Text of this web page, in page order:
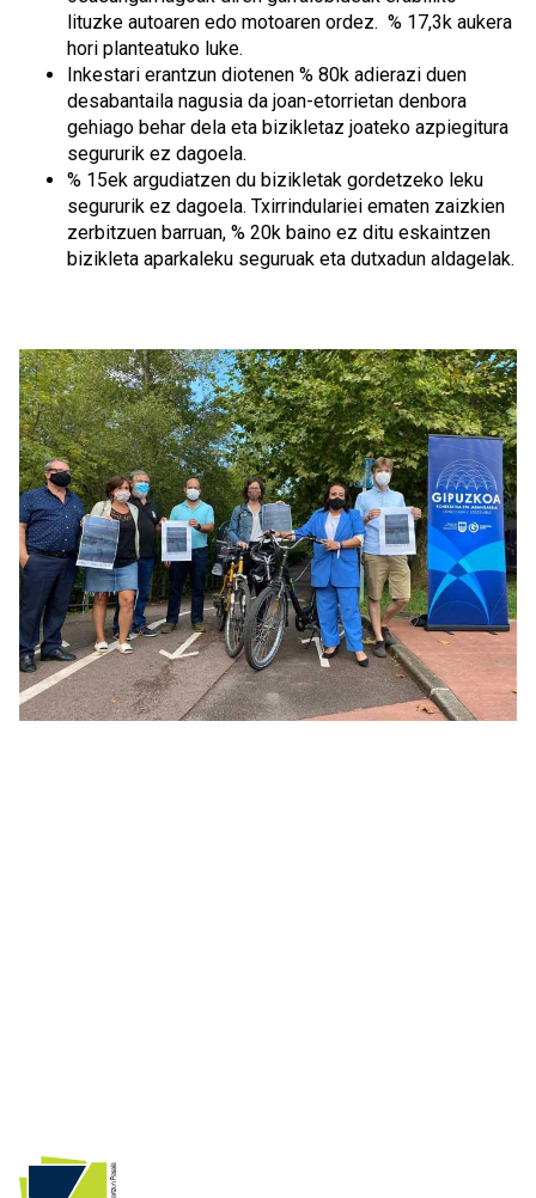
lituzke autoaren edo motoaren ordez. % 17,3k aukera
hori planteatuko luke.
Inkestari erantzun diotenen % 80k adierazi duen
desabantaila nagusia da joan-etorrietan denbora
gehiago behar dela eta bizikletaz joateko azpiegitura
segururik ez dagoela.
% 15ek argudiatzen du bizikletak gordetzeko leku
segururik ez dagoela. Txirrindulariei ematen zaizkien
zerbitzuen barruan, % 20k baino ez ditu eskaintzen
bizikleta aparkaleku seguruak eta dutxadun aldagelak.